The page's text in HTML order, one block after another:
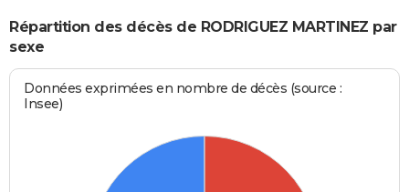
Répartition des décès de RODRIGUEZ MARTINEZ par
sexe
Données exprimées en nombre de décès (source :
Insee)